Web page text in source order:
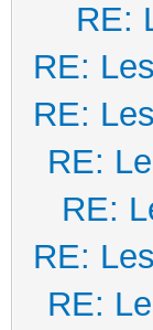
RE:
RE:
RE:
RE:
RE:
RE:
RE: